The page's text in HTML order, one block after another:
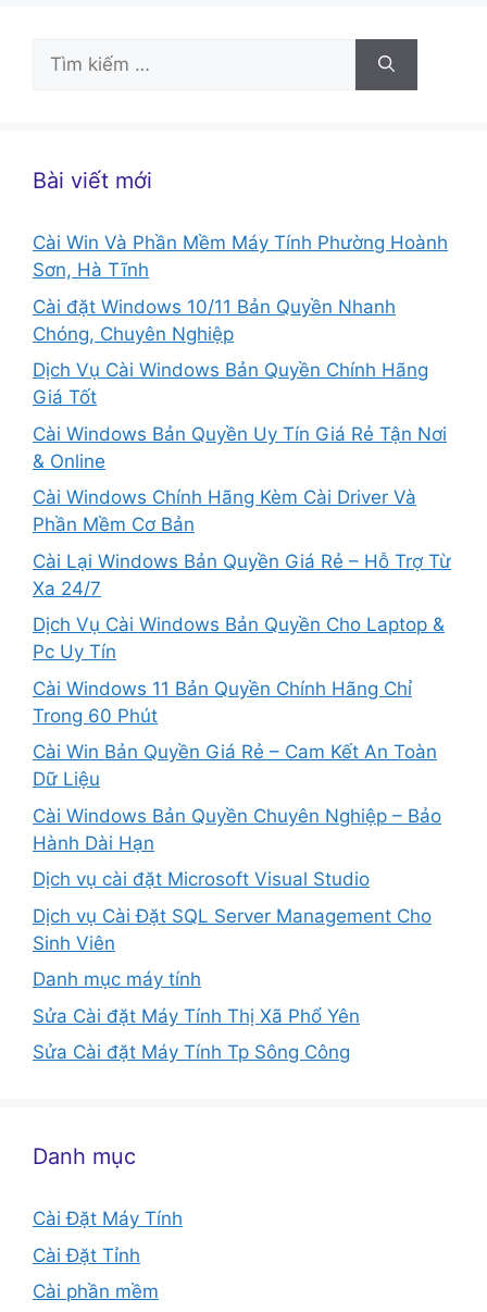
Tìm
Bài viết mới
Cài Win Và Phần Mềm Máy Tính Phường Hoành
Sơn, Hà Tĩnh
Cài đặt Windows 10/11 Bản Quyền Nhanh
Chóng, Chuyên Nghiệp
Dịch Vụ Cài Windows Bản Quyền Chính Hãng
Giá Tốt
Cài Windows Bản Quyền Uy Tín Giá Rẻ Tận Nơi
& Online
Cài Windows Chính Hãng Kèm Cài Driver Và
Phần Mềm Cơ Bản
Cài Lại Windows Bản Quyền Giá Rẻ – Hỗ Trợ Từ
Xa 24/7
Dịch Vụ Cài Windows Bản Quyền Cho Laptop &
Pc Uy Tín
Cài Windows 11 Bản Quyền Chính Hãng Chỉ
Trong 60 Phút
Cài Win Bản Quyền Giá Rẻ – Cam Kết An Toàn
Dữ Liệu
Cài Windows Bản Quyền Chuyên Nghiệp – Bảo
Hành Dài Hạn
Dịch vụ cài đặt Microsoft Visual Studio
Dịch vụ Cài Đặt SQL Server Management Cho
Sinh Viên
Danh mục máy tính
Sửa Cài đặt Máy Tính Thị Xã Phổ Yên
Sửa Cài đặt Máy Tính Tp Sông Công
Danh mục
Cài Đặt Máy Tính
Cài Đặt Tỉnh
Cài phần mềm